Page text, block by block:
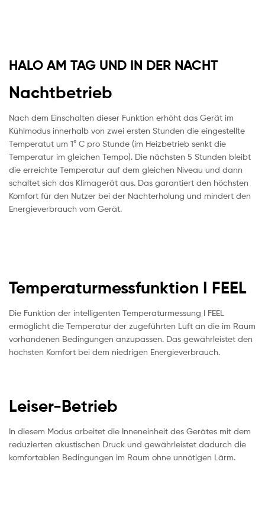
HALO AM TAG UND IN DER NACHT
Nachtbetrieb
Nach dem Einschalten dieser Funktion erhöht das Gerät im
Kühlmodus innerhalb von zwei ersten Stunden die eingestellte
Temperatut um 1° C pro Stunde (im Heizbetrieb senkt die
Temperatur im gleichen Tempo). Die nächsten 5 Stunden bleibt
die erreichte Temperatur auf dem gleichen Niveau und dann
schaltet sich das Klimagerät aus. Das garantiert den höchsten
Komfort für den Nutzer bei der Nachterholung und mindert den
Energieverbrauch vom Gerät.
Temperaturmessfunktion I FEEL
Die Funktion der intelligenten Temperaturmessung I FEEL
ermöglicht die Temperatur der zugeführten Luft an die im Raum
vorhandenen Bedingungen anzupassen. Das gewährleistet den
höchsten Komfort bei dem niedrigen Energieverbrauch.
Leiser-Betrieb
In diesem Modus arbeitet die Inneneinheit des Gerätes mit dem
reduzierten akustischen Druck und gewährleistet dadurch die
komfortablen Bedingungen im Raum ohne unnötigen Lärm.